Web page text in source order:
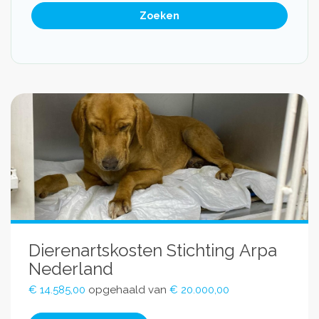
Dierenartskosten Stichting Arpa
Nederland
€ 14.585,00 opgehaald van € 20.000,00